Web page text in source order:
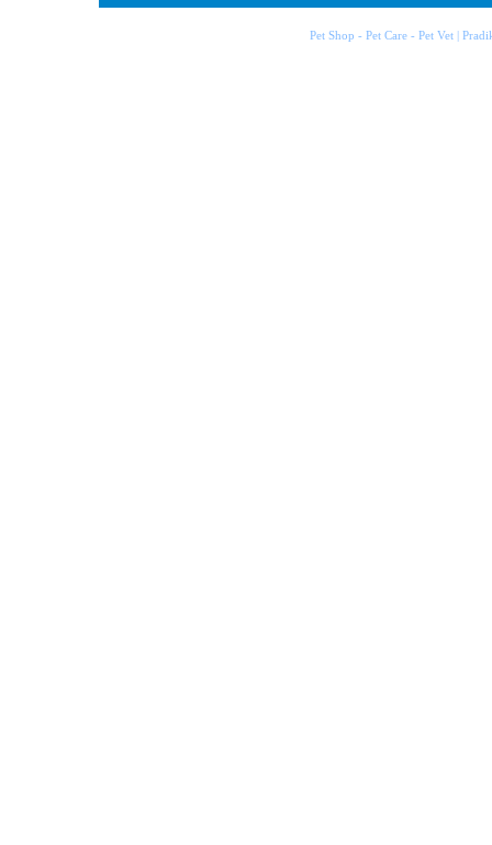
Pet Shop - Pet Care - Pet Vet |